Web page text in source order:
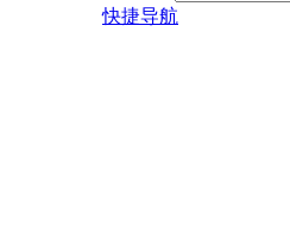
快捷导航